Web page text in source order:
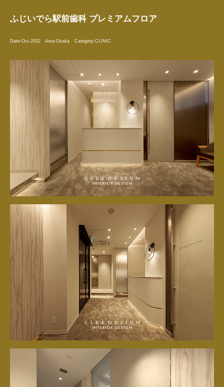
ふじいでら駅前歯科 プレミアムフロア
Date:Oct.2022 Area:Osaka Category:CLINIC